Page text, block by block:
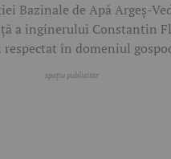
Bazinale de Apă Argeș-
a inginerului Constantin
în domeniul